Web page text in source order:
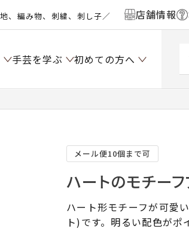
、編み物、刺繍、刺し子／ 店舗情報
手芸を学ぶ 初めての方へ
メール便10個まで可
ハートのモチーフ
ハート形モチーフが可愛
ト)です。明るい配色がポ